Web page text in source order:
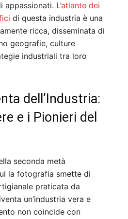
L’atlante dei
di questa industria è una
ricca, disseminata di
geografie, culture
industriali tra loro
dell’Industria:
e i Pionieri del
seconda metà
la fotografia smette di
praticata da
un’industria vera e
non coincide con